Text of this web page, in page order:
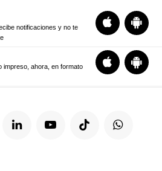
notificaciones y no te
impreso, ahora, en formato